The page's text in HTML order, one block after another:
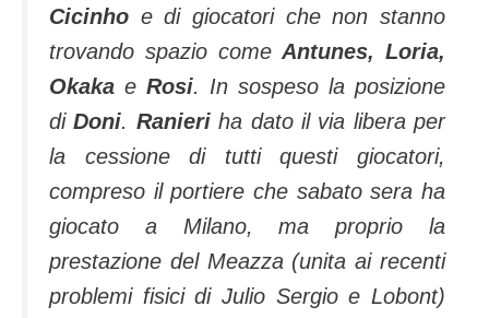
Cicinho e di giocatori che non stanno
trovando spazio comeAntunes, Loria,
Okaka e Rosi. In sospeso la posizione
diDoni. Ranieriha dato il via libera per
la cessione di tutti questi giocatori,
compreso il portiere che sabato sera ha
giocato a Milano, ma proprio la
prestazione del Meazza (unita ai recenti
problemi fisici di Julio Sergio e Lobont)